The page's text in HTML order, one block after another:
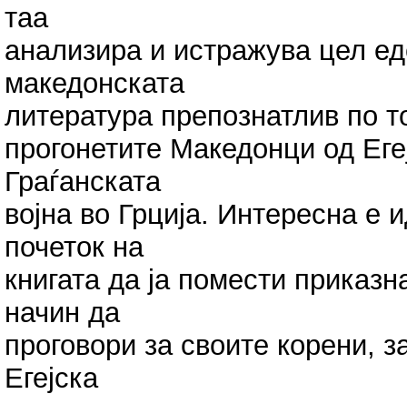
таа
анализира и истражува цел
македонската
литература препознатлив по
прогонетите Македонци од
Граѓанската
војна во Грција. Интересна е
почеток на
книгата да ја помести
начин да
проговори за своите корени,
Егејска